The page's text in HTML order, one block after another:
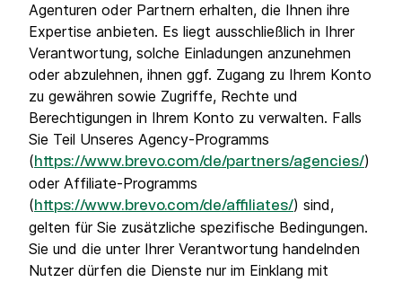
Agenturen oder Partnern erhalten, die Ihnen ihre
Expertise anbieten. Es liegt ausschließlich in Ihrer
Verantwortung, solche Einladungen anzunehmen
oder abzulehnen, ihnen ggf. Zugang zu Ihrem Konto
zu gewähren sowie Zugriffe, Rechte und
Berechtigungen in Ihrem Konto zu verwalten. Falls
Sie Teil Unseres Agency-Programms
(https://www.brevo.com/de/partners/agencies/)
oder Affiliate-Programms
(https://www.brevo.com/de/affiliates/) sind,
gelten für Sie zusätzliche spezifische Bedingungen.
Sie und die unter Ihrer Verantwortung handelnden
Nutzer dürfen die Dienste nur im Einklang mit